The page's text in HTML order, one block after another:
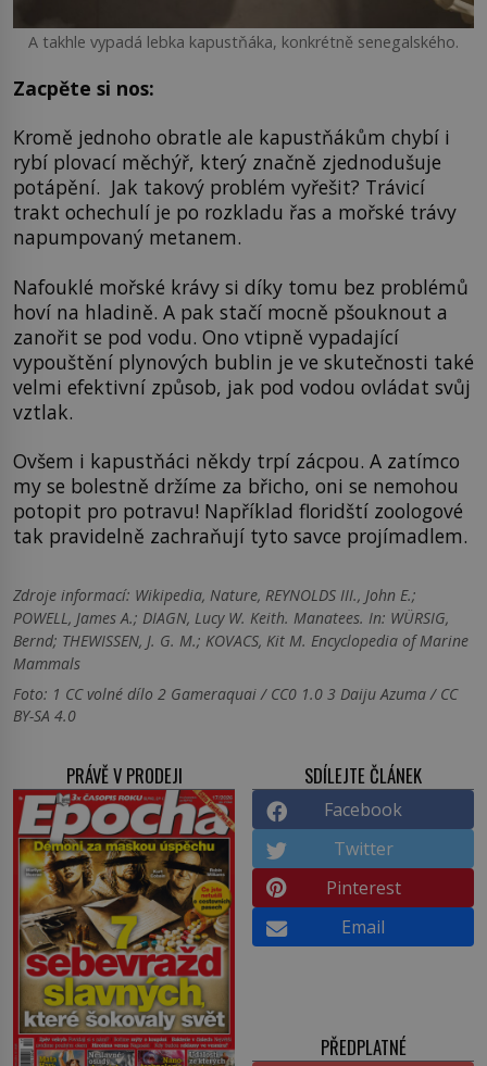
A takhle vypadá lebka kapustňáka, konkrétně senegalského.
Zacpěte si nos:
Kromě jednoho obratle ale kapustňákům chybí i
rybí plovací měchýř, který značně zjednodušuje
potápění. Jak takový problém vyřešit? Trávicí
trakt ochechulí je po rozkladu řas a mořské trávy
napumpovaný metanem.
Nafouklé mořské krávy si díky tomu bez problémů
hoví na hladině. A pak stačí mocně pšouknout a
zanořit se pod vodu. Ono vtipně vypadající
vypouštění plynových bublin je ve skutečnosti také
velmi efektivní způsob, jak pod vodou ovládat svůj
vztlak.
Ovšem i kapustňáci někdy trpí zácpou. A zatímco
my se bolestně držíme za břicho, oni se nemohou
potopit pro potravu! Například floridští zoologové
tak pravidelně zachraňují tyto savce projímadlem.
Zdroje informací: Wikipedia, Nature, REYNOLDS III., John E.;
POWELL, James A.; DIAGN, Lucy W. Keith. Manatees. In: WÜRSIG,
Bernd; THEWISSEN, J. G. M.; KOVACS, Kit M. Encyclopedia of Marine
Mammals
Foto: 1 CC volné dílo 2 Gameraquai / CC0 1.0 3 Daiju Azuma / CC
BY-SA 4.0
PRÁVĚ V PRODEJI SDÍLEJTE ČLÁNEK
Facebook
Twitter
Pinterest
Email
PŘEDPLATNÉ